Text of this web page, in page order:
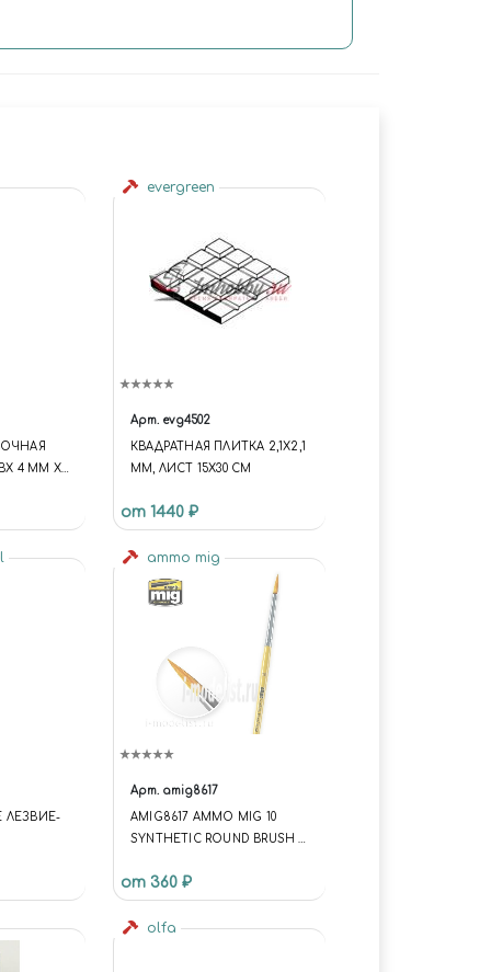
4 ММ Х
evergreen
Арт. evg4502
КВАДРАТНАЯ ПЛИТКА 2,1Х2,1
ММ, ЛИСТ 15Х30 СМ
от 1440 ₽
ЛЕЗВИЕ-
ammo mig
Арт. amig8617
AMIG8617 AMMO MIG 10
SYNTHETIC ROUND BRUSH /
КИСТЬ
от 360 ₽
olfa